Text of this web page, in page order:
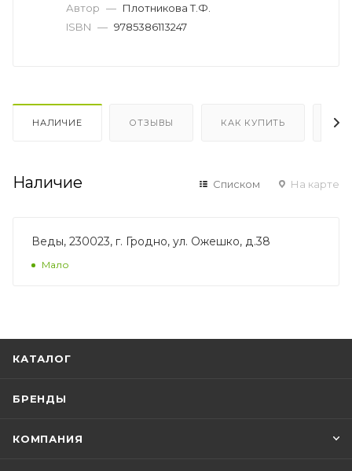
Автор — Плотникова Т.Ф.
ISBN — 9785386113247
НАЛИЧИЕ ОТЗЫВЫ КАК КУПИТЬ
Наличие Списком На карте
Веды, 230023, г. Гродно, ул. Ожешко, д.38
Мало
КАТАЛОГ
БРЕНДЫ
КОМПАНИЯ